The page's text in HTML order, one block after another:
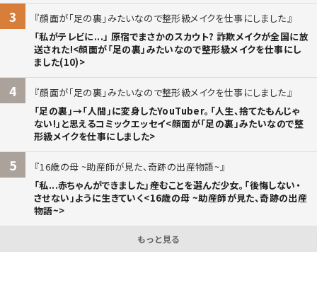
3
顔面が「足の裏」みたいなので整形級メイクを仕事にしました
「私がテレビに...」 原宿でまさかのスカウト? 詐欺メイクが全国に放
送された!<顔面が「足の裏」みたいなので整形級メイクを仕事にし
ました(10)>
4
顔面が「足の裏」みたいなので整形級メイクを仕事にしました
「足の裏」→「人間」に変身したYouTuber。「人生、捨てたもんじゃ
ない!」と思えるコミックエッセイ<顔面が「足の裏」みたいなので整
形級メイクを仕事にしました>
5
16歳の母 ~助産師が見た、奇跡の出産物語~
「私...赤ちゃんができました」――産むことを選んだ少女。「後悔しない・
させない」ように生きていく<16歳の母 ~助産師が見た、奇跡の出産
物語~>
もっと見る